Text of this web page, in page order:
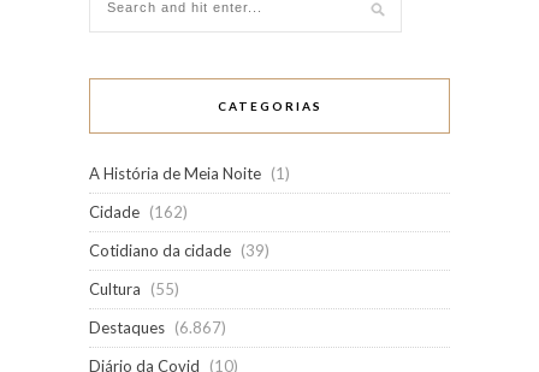
CATEGORIAS
A História de Meia Noite (1)
Cidade (162)
Cotidiano da cidade (39)
Cultura
(55)
Destaques (6.867)
Diário da Covid
(10)